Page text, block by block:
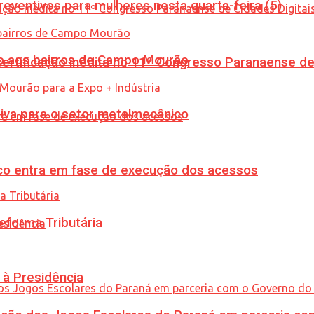
inédita no 11º Congresso Paranaense
entra em fase de execução dos acessos
Presidência
para mulheres nesta quarta-feira (5)
bairros de Campo Mourão
para o setor metalmecânico
Tributária